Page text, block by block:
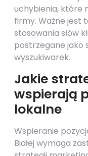
uchybienia, które
firmy. Ważne jest
stosowania słów
postrzegane jako
wyszukiwarek.
Jakie
wspierają
lokalne
Wspieranie
Białej wymaga